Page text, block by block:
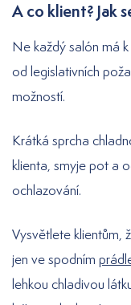
A co klient? Jak
Ne každý salón má
od legislativních
možností.
Krátká sprcha
klienta, smyje pot a
ochlazování.
Vysvětlete klientům,
jen ve spodním
lehkou chladivou